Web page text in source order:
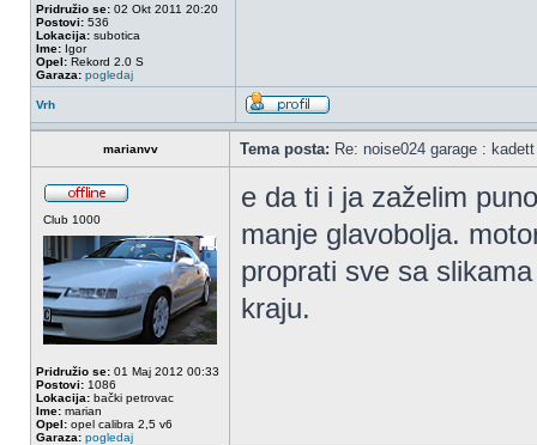
Pridružio se: 02 Okt 2011 20:20
Postovi: 536
Lokacija: subotica
Ime: Igor
Opel: Rekord 2.0 S
Garaza: pogledaj
Vrh
marianvv Tema posta: Re: noise024 garage :
Club 1000
Pridružio se: 01 Maj 2012 00:33
Postovi: 1086
Lokacija: bački petrovac
Ime: marian
Opel: opel calibra 2,5 v6
Garaza: pogledaj
e da ti i ja zaželim
manje glavobolja.
proprati sve sa
kraju.